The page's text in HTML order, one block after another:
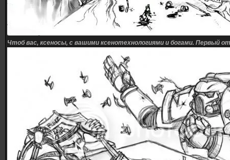
Чтоб вас, ксеносы, с вашими ксенотехнологиями и богами. Первый